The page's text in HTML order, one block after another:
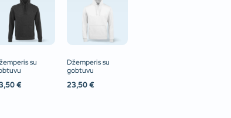
su
€
Džemperis su
gobtuvu
23,50 €